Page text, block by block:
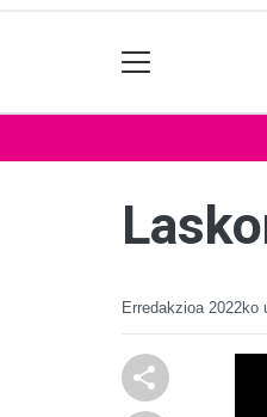
Erredakzioa 2022ko